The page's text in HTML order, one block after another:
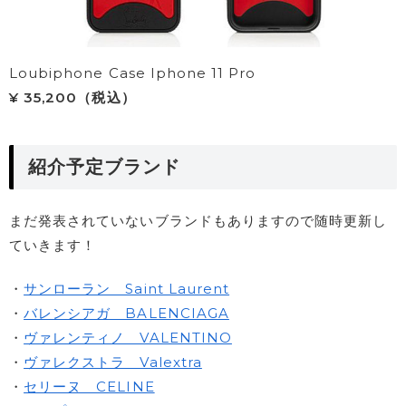
Loubiphone Case Iphone 11 Pro
¥ 35,200（税込）
紹介予定ブランド
まだ発表されていないブランドもありますので随時更新し
ていきます！
・サンローラン Saint Laurent
・バレンシアガ BALENCIAGA
・ ヴァレンティノ VALENTINO
・ ヴァレクストラ Valextra
・ セリーヌ CELINE